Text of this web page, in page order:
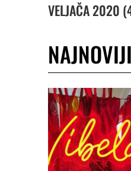
VELJAČA 2020